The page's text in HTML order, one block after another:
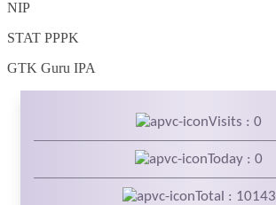
NIP
STAT PPPK
GTK Guru IPA
Visits : 0
Today : 0
Total : 10143